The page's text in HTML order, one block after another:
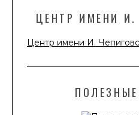
ЦЕНТР ИМЕНИ И.
Центр имени И.